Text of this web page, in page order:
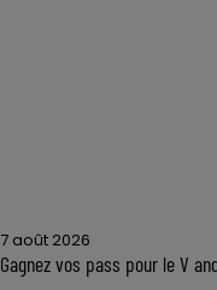
7 août 2026
Gagnez vos pass pour le V